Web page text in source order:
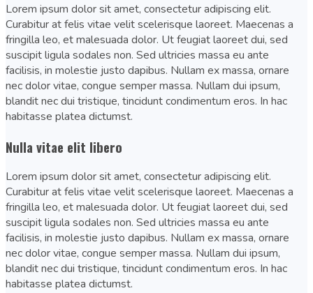
Lorem ipsum dolor sit amet, consectetur adipiscing elit.
Curabitur at felis vitae velit scelerisque laoreet. Maecenas a
fringilla leo, et malesuada dolor. Ut feugiat laoreet dui, sed
suscipit ligula sodales non. Sed ultricies massa eu ante
facilisis, in molestie justo dapibus. Nullam ex massa, ornare
nec dolor vitae, congue semper massa. Nullam dui ipsum,
blandit nec dui tristique, tincidunt condimentum eros. In hac
habitasse platea dictumst.
Nulla vitae elit libero
Lorem ipsum dolor sit amet, consectetur adipiscing elit.
Curabitur at felis vitae velit scelerisque laoreet. Maecenas a
fringilla leo, et malesuada dolor. Ut feugiat laoreet dui, sed
suscipit ligula sodales non. Sed ultricies massa eu ante
facilisis, in molestie justo dapibus. Nullam ex massa, ornare
nec dolor vitae, congue semper massa. Nullam dui ipsum,
blandit nec dui tristique, tincidunt condimentum eros. In hac
habitasse platea dictumst.